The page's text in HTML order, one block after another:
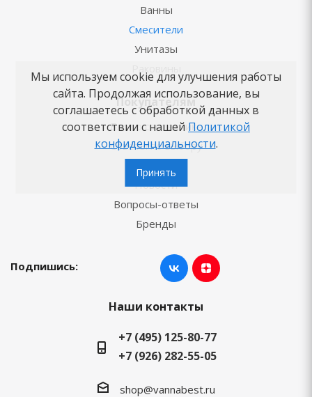
Ванны
Смесители
Унитазы
Покупателям
Блог о сантехнике
Советы по выбору
Новости
Вопросы-ответы
Бренды
Подпишись:
Наши контакты
+7 (495) 125-80-77
+7 (926) 282-55-05
shop@vannabest.ru
Мы используем cookie для улучшения работы
сайта. Продолжая использование, вы
соглашаетесь с обработкой данных в
соответствии с нашей Политикой
конфиденциальности.
Принять